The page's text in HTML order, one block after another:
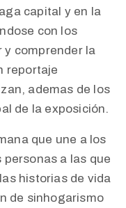
capital y en la
con los
y comprender la
reportaje
ademas de los
de la exposición.
que une a los
a las que
historias de vida
de sinhogarismo